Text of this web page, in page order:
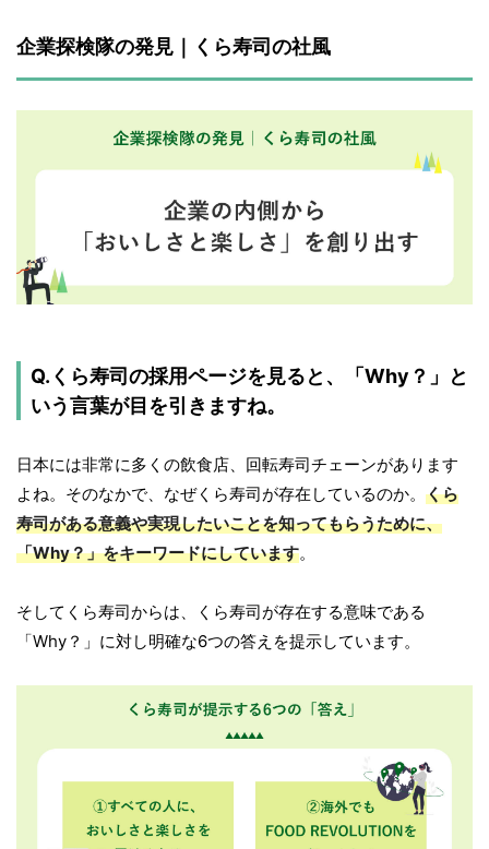
企業探検隊の発見｜くら寿司の社風
Q.くら寿司の採用ページを見ると、「Why？」と
いう言葉が目を引きますね。
日本には非常に多くの飲食店、回転寿司チェーンがあります
よね。そのなかで、なぜくら寿司が存在しているのか。 くら
寿司がある意義や実現したいことを知ってもらうために、
「Why？」をキーワードにしています。
そしてくら寿司からは、くら寿司が存在する意味である
「Why？」に対し明確な6つの答えを提示しています。